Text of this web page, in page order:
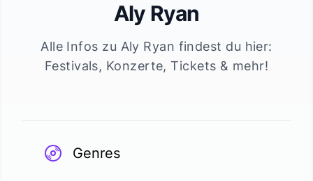
Aly Ryan
Alle Infos zu Aly Ryan findest du hier:
Festivals, Konzerte, Tickets & mehr!
Genres